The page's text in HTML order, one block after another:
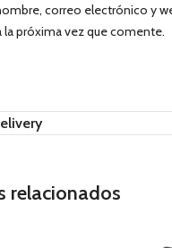
correo electrónico y
la próxima vez que comente.
relacionados